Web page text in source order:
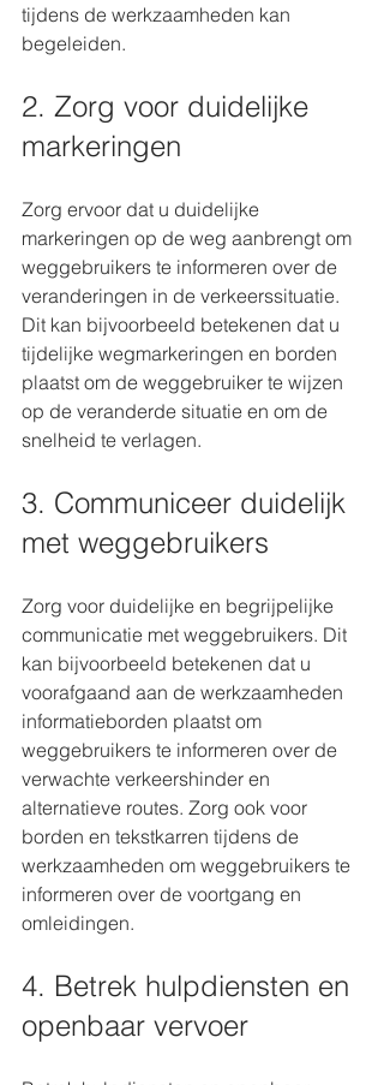
tijdens de werkzaamheden kan
begeleiden.
2. Zorg voor duidelijke
markeringen
Zorg ervoor dat u duidelijke
markeringen op de weg aanbrengt om
weggebruikers te informeren over de
veranderingen in de verkeerssituatie.
Dit kan bijvoorbeeld betekenen dat u
tijdelijke wegmarkeringen en borden
plaatst om de weggebruiker te wijzen
op de veranderde situatie en om de
snelheid te verlagen.
3. Communiceer duidelijk
met weggebruikers
Zorg voor duidelijke en begrijpelijke
communicatie met weggebruikers. Dit
kan bijvoorbeeld betekenen dat u
voorafgaand aan de werkzaamheden
informatieborden plaatst om
weggebruikers te informeren over de
verwachte verkeershinder en
alternatieve routes. Zorg ook voor
borden en tekstkarren tijdens de
werkzaamheden om weggebruikers te
informeren over de voortgang en
omleidingen.
4. Betrek hulpdiensten en
openbaar vervoer